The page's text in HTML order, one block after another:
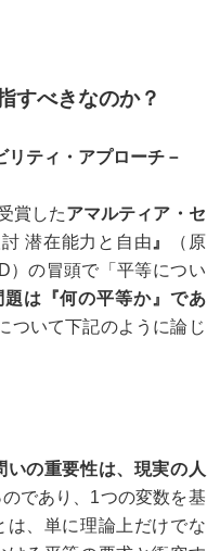
すべきなのか？
リティ・アプローチ－
賞したアマルティア・セ
潜在能力と自由 』
（原
）の冒頭で「平等につい
題は『何の平等か』であ
ついて下記のように論じ
いの重要性は、現実の人
のであり、1つの変数を基
は、単に理論上だけでな